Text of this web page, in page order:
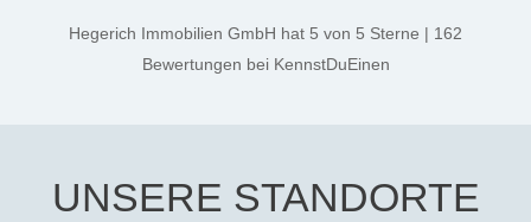
thanks, and a huge part of
the credit goes to Amelie
Jamrowâ€”she was
exceptionally professional,
Hegerich Immobilien to
anyone looking for a home.
Hegerich Immobilien GmbH hat 5 von 5 Sterne | 162
Bewertungen bei KennstDuEinen
UNSERE STANDORTE